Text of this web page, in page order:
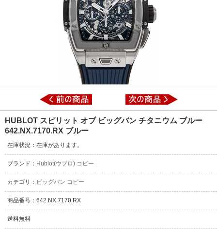
HUBLOT スピリット オブ ビッグバン チタニウム ブルー
642.NX.7170.RX ブルー
在庫状況：在庫があります。
ブランド： Hublot(ウブロ) コピー
カテゴリ： ビッグバン コピー
商品番号：642.NX.7170.RX
送料無料